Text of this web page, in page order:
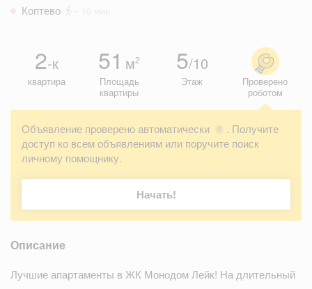
Коптево
2-к
квартира
51 м2
Площадь
квартиры
5/10
Этаж
Проверено
роботом
Объявление проверено автоматически ?
. Получите
доступ ко всем объявлениям или поручите поиск
личному помощнику.
Начать!
Описание
Лучшие апартаменты в ЖК Монодом Лейк! На длительный